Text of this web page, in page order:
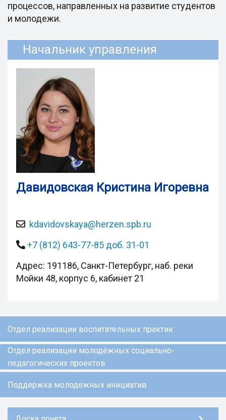
процессов, направленных на развитие студентов
и молодежи.
Начальник управления
Давидовская Кристина Игоревна
kdavidovskaya@herzen.spb.ru
+7 (812) 643-77-85 доб. 31-01
Адрес: 191186, Санкт-Петербург, наб. реки
Мойки 48, корпус 6, кабинет 21
Отдел реализации воспитательных практик
Отдел реализации молодёжных социально-
педагогических проектов
Поддержка молодежных инициатив